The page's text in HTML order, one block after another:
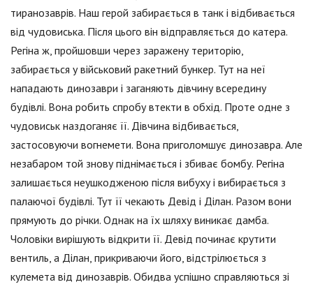
тиранозаврів. Наш герой забирається в танк і відбивається
від чудовиська. Після цього він відправляється до катера.
Регіна ж, пройшовши через заражену територію,
забирається у військовий ракетний бункер. Тут на неї
нападають динозаври і заганяють дівчину всередину
будівлі. Вона робить спробу втекти в обхід. Проте одне з
чудовиськ наздоганяє її. Дівчина відбивається,
застосовуючи вогнемети. Вона приголомшує динозавра. Але
незабаром той знову піднімається і збиває бомбу. Регіна
залишається неушкодженою після вибуху і вибирається з
палаючої будівлі. Тут її чекають Девід і Ділан. Разом вони
прямують до річки. Однак на їх шляху виникає дамба.
Чоловіки вирішують відкрити її. Девід починає крутити
вентиль, а Ділан, прикриваючи його, відстрілюється з
кулемета від динозаврів. Обидва успішно справляються зі